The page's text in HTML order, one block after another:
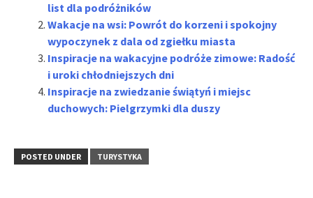
list dla podróżników
Wakacje na wsi: Powrót do korzeni i spokojny
wypoczynek z dala od zgiełku miasta
Inspiracje na wakacyjne podróże zimowe: Radość
i uroki chłodniejszych dni
Inspiracje na zwiedzanie świątyń i miejsc
duchowych: Pielgrzymki dla duszy
POSTED UNDER TURYSTYKA